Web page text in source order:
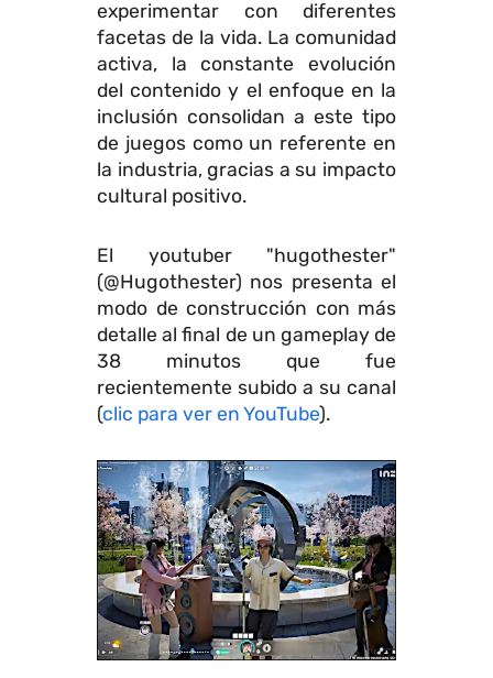
experimentar con diferentes
facetas de la vida. La comunidad
activa, la constante evolución
del contenido y el enfoque en la
inclusión consolidan a este tipo
de juegos como un referente en
la industria, gracias a su impacto
cultural positivo.
El youtuber "hugothester"
(@Hugothester) nos presenta el
modo de construcción con más
detalle al final de un gameplay de
38 minutos que fue
recientemente subido a su canal
(clic para ver en YouTube).